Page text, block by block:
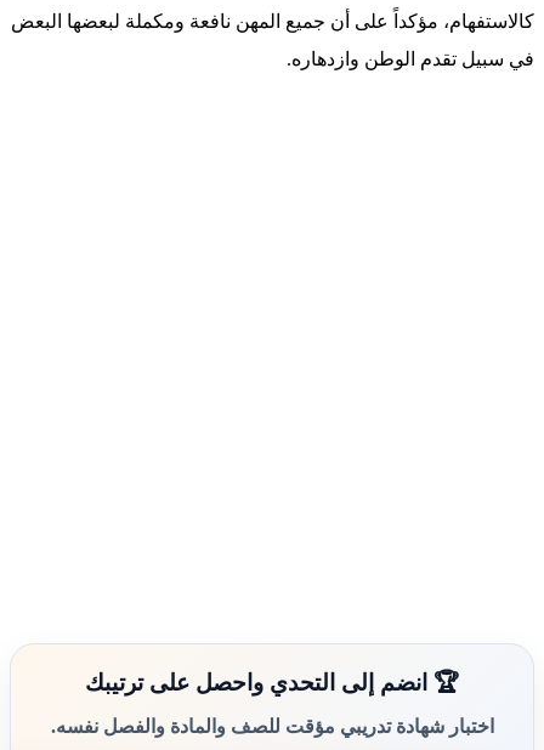
كالاستفهام، مؤكداً على أن جميع المهن نافعة ومكملة لبعضها البعض
في سبيل تقدم الوطن وازدهاره.
🏆 انضم إلى التحدي واحصل على ترتيبك
اختبار شهادة تدريبي مؤقت للصف والمادة والفصل نفسه.